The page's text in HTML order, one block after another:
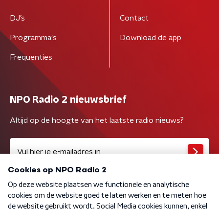
DJ’s
Programma's
Frequenties
Contact
Download de app
NPO Radio 2 nieuwsbrief
Altijd op de hoogte van het laatste radio nieuws?